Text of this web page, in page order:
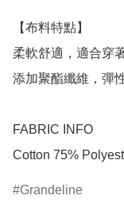
【布料特點】
柔軟舒適，適合穿
添加聚酯纖維，彈
FABRIC INFO
Cotton 75%
Grandeline